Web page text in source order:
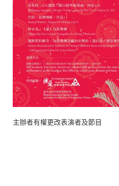
主辦者有權更改表演者及節目